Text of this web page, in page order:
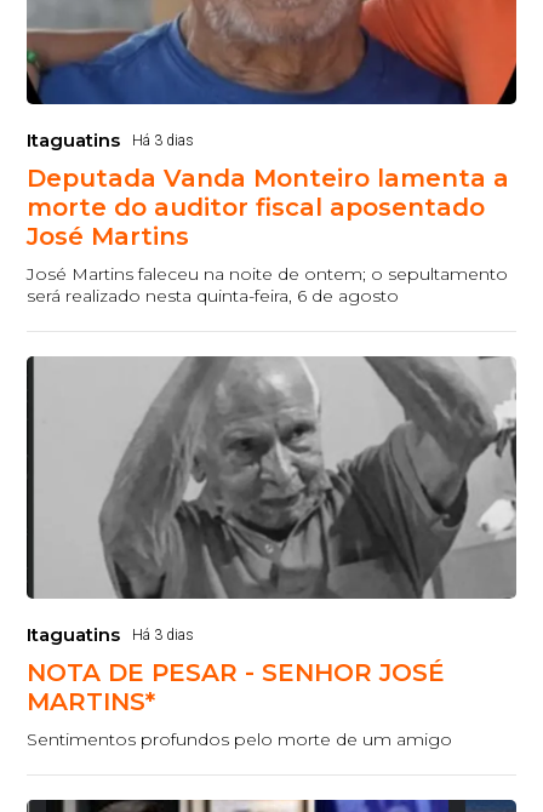
Itaguatins Há 3 dias
Deputada Vanda Monteiro lamenta a
morte do auditor fiscal aposentado
José Martins
José Martins faleceu na noite de ontem; o sepultamento
será realizado nesta quinta-feira, 6 de agosto
Itaguatins Há 3 dias
NOTA DE PESAR - SENHOR JOSÉ
MARTINS*
Sentimentos profundos pelo morte de um amigo